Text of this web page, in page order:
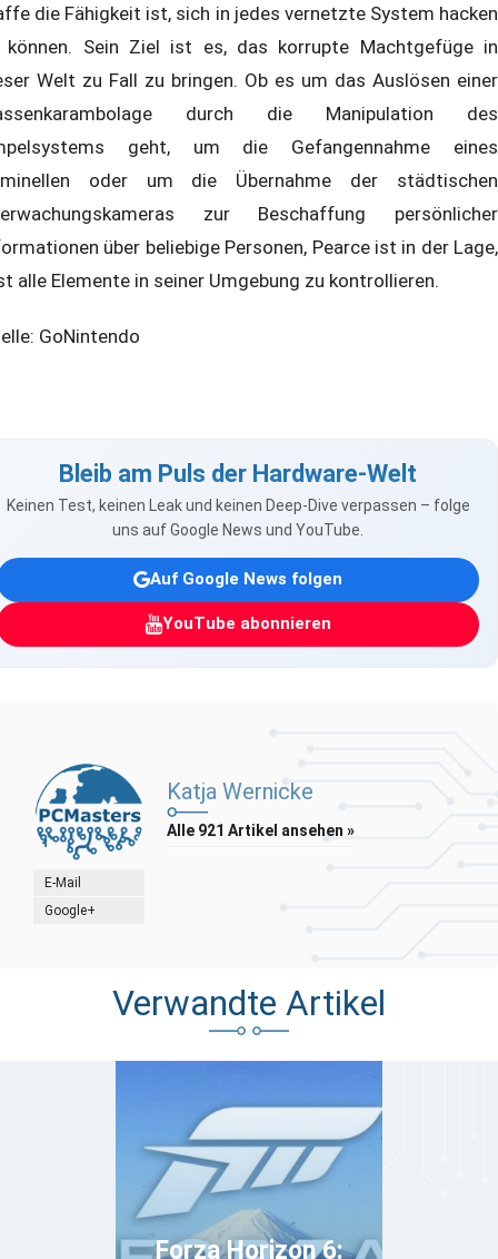
die Fähigkeit ist, sich in jedes vernetzte System hacken
können. Sein Ziel ist es, das korrupte Machtgefüge in
Welt zu Fall zu bringen. Ob es um das Auslösen einer
durch die Manipulation des
geht, um die Gefangennahme eines
oder um die Übernahme der städtischen
zur Beschaffung persönlicher
über beliebige Personen, Pearce ist in der Lage,
alle Elemente in seiner Umgebung zu kontrollieren.
GoNintendo
Bleib am Puls der Hardware-Welt
Keinen Test, keinen Leak und keinen Deep-Dive verpassen – folge
uns auf Google News und YouTube.
Auf Google News folgen
YouTube abonnieren
E-Mail
Google+
Katja Wernicke
Alle 921 Artikel ansehen »
Verwandte Artikel
Forza Horizon 6: